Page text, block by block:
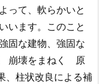
って、軟らかいと
います。このこと
な建物、強固な
崩壊をまねく 原
、柱状改良による補